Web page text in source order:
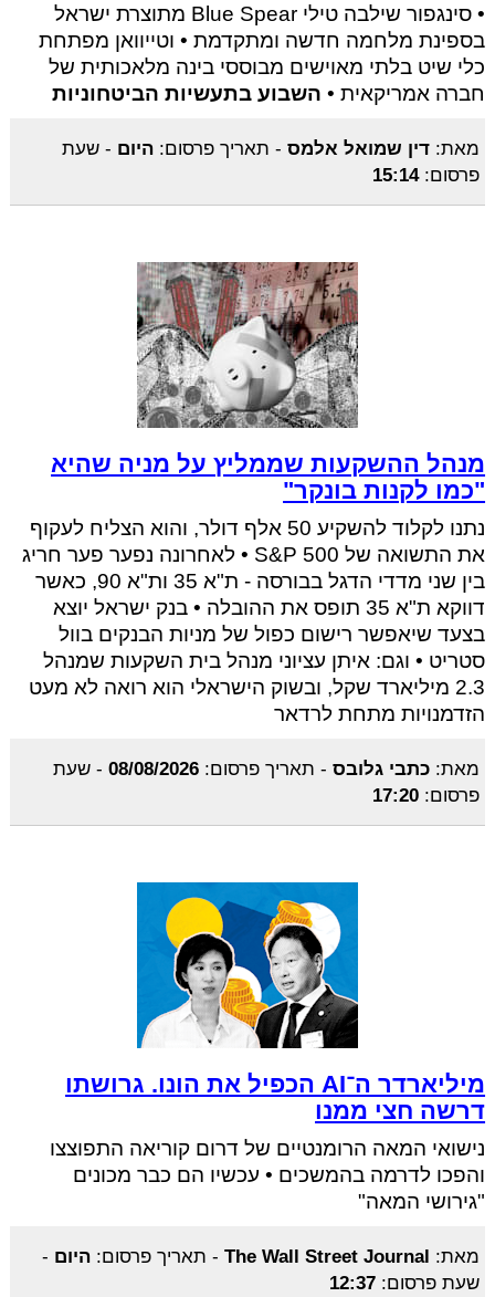
• סינגפור שילבה טילי Blue Spear מתוצרת ישראל
בספינת מלחמה חדשה ומתקדמת • וטייוואן מפתחת
כלי שיט בלתי מאוישים מבוססי בינה מלאכותית של
חברה אמריקאית • השבוע בתעשיות הביטחוניות
מאת: דין שמואל אלמס- תאריך פרסום: היום - שעת
פרסום:15:14
מנהל ההשקעות שממליץ על מניה שהיא
"כמו לקנות בונקר"
נתנו לקלוד להשקיע 50 אלף דולר, והוא הצליח לעקוף
את התשואה של S&P 500 • לאחרונה נפער פער חריג
בין שני מדדי הדגל בבורסה - ת"א 35 ות"א 90, כאשר
דווקא ת"א 35 תופס את ההובלה • בנק ישראל יוצא
בצעד שיאפשר רישום כפול של מניות הבנקים בוול
סטריט • וגם: איתן עציוני מנהל בית השקעות שמנהל
2.3 מיליארד שקל, ובשוק הישראלי הוא רואה לא מעט
הזדמנויות מתחת לרדאר
מאת: כתבי גלובס- תאריך פרסום: 08/08/2026
- שעת
פרסום: 17:20
מיליארדר ה־AI הכפיל את הונו. גרושתו
דרשה חצי ממנו
נישואי המאה הרומנטיים של דרום קוריאה התפוצצו
והפכו לדרמה בהמשכים • עכשיו הם כבר מכונים
"גירושי המאה"
מאת: The Wall Street Journal
- תאריך פרסום: היום -
שעת פרסום: 12:37